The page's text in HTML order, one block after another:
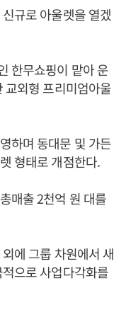
규로 아울렛을 열겠
한무쇼핑이 맡아 운
교외형 프리미엄아울
하며 동대문 및 가든
형태로 개점한다.
매출 2천억 원 대를
에 그룹 차원에서 새
으로 사업다각화를